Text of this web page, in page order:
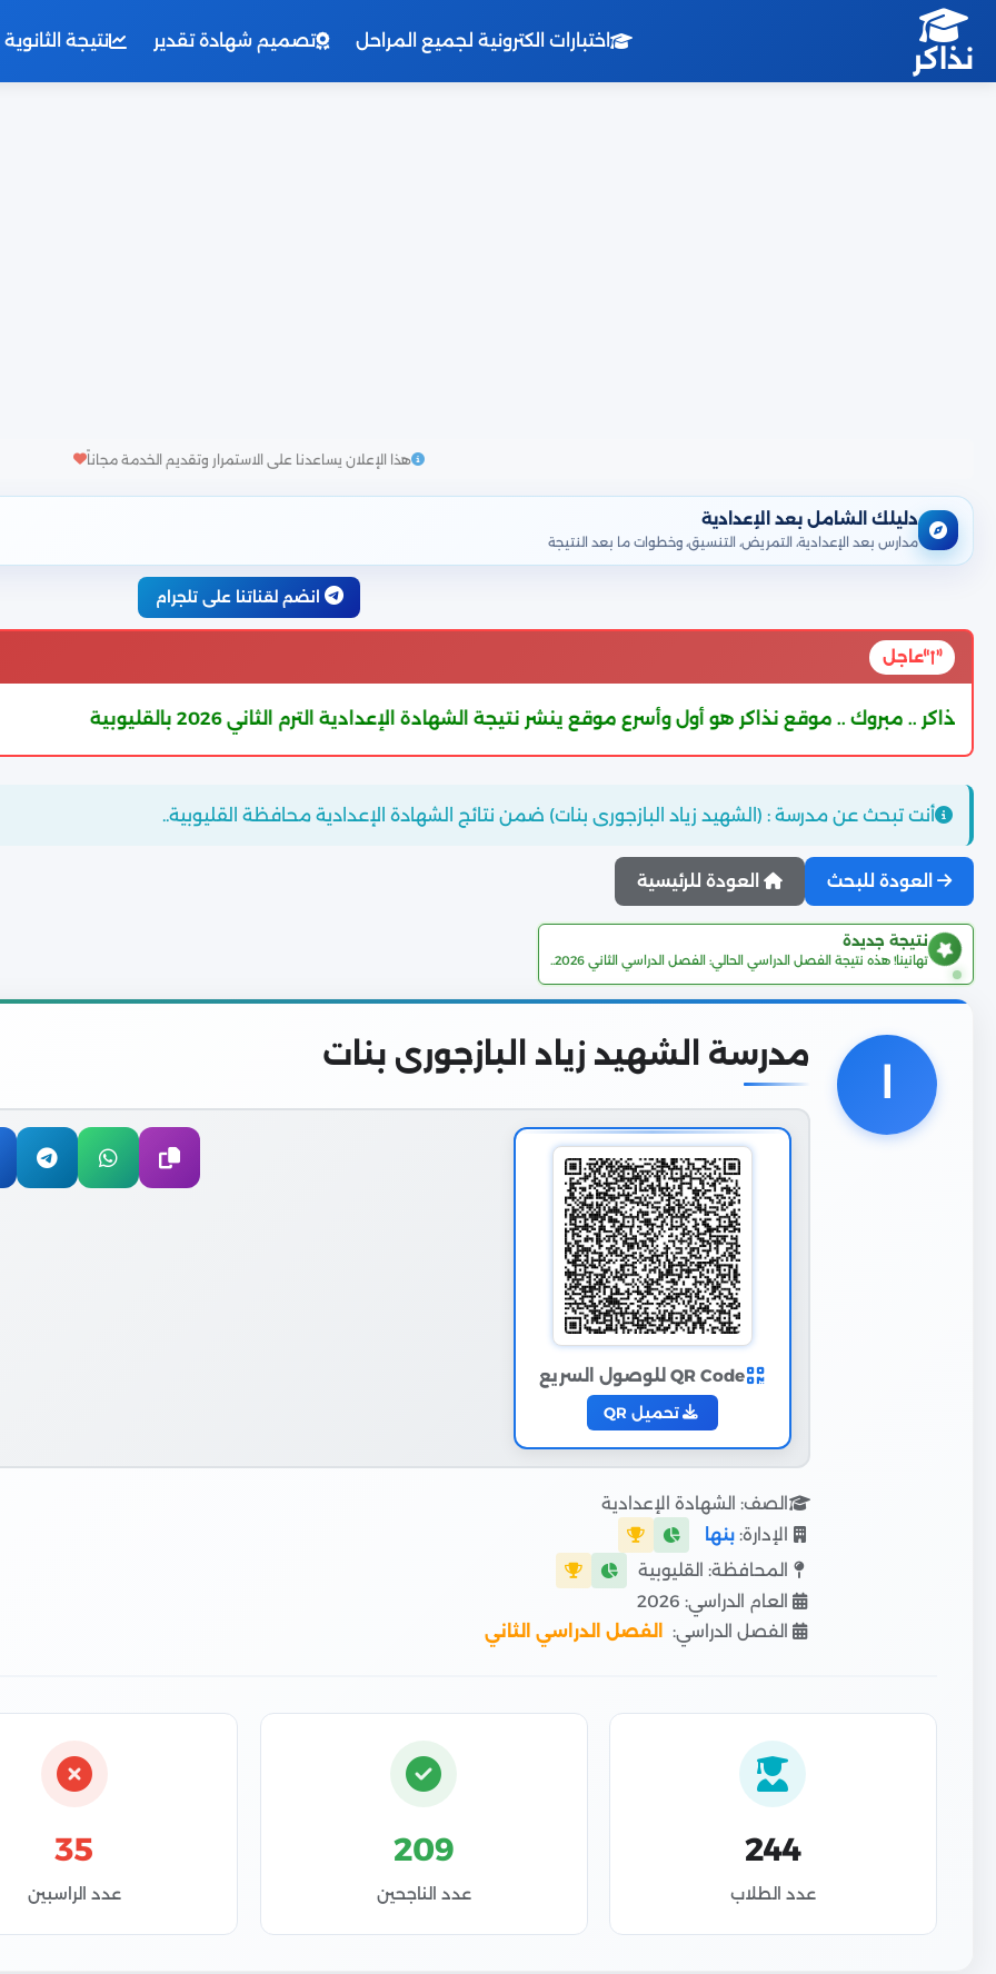
نذاكر
اختبارات الكترونية لجميع المراحل تصميم شهادة تقدير نتيجة الثانوية
هذا الإعلان يساعدنا على الاستمرار وتقديم الخدمة مجاناً
دليلك الشامل بعد الإعدادية
مدارس بعد الإعدادية، التمريض، التنسيق، وخطوات ما بعد النتيجة
انضم لقناتنا على تلجرام
عاجل
هو أول وأسرع موقع ينشر نتيجة الشهادة الإعدادية الترم الثاني 2026 بالقليوبية شارك رابط
أنت تبحث عن مدرسة : (الشهيد زياد البازجورى بنات) ضمن نتائج الشهادة الإعدادية محافظة القليوبية..
العودة للبحث العودة للرئيسية
نتيجة جديدة
تهانينا! هذه نتيجة الفصل الدراسي الحالي: الفصل الدراسي الثاني 2026..
مدرسة الشهيد زياد البازجورى بنات
QR Code للوصول السريع
تحميل QR
الصف: الشهادة الإعدادية
الإدارة: بنها
المحافظة: القليوبية
العام الدراسي: 2026
الفصل الدراسي:
الفصل الدراسي الثاني
244
عدد الطلاب
209
عدد الناجحين
35
عدد الراسبين